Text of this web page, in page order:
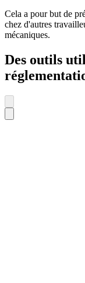
Cela a pour but de
chez d'autres
mécaniques.
Des outils